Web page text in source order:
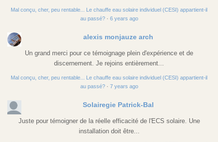
Mal conçu, cher, peu rentable... Le chauffe eau solaire individuel (CESI) appartient-il
au passé?· 6 years ago
alexis monjauze arch
Un grand merci pour ce témoignage plein d'expérience et de
discernement. Je rejoins entièrement...
Mal conçu, cher, peu rentable... Le chauffe eau solaire individuel (CESI) appartient-il
au passé?· 7 years ago
Solairegie Patrick-Bal
Juste pour témoigner de la réelle efficacité de l'ECS solaire. Une
installation doit être...